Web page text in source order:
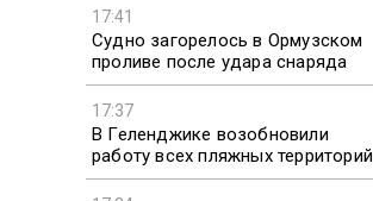
17:41
Судно загорелось в Ормузском
проливе после удара снаряда
17:37
В Геленджике возобновили
работу всех пляжных территорий